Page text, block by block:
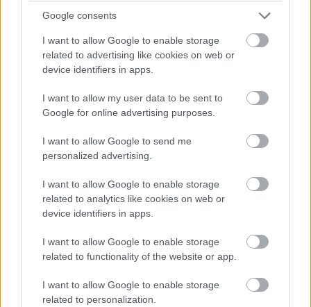
Google consents
I want to allow Google to enable storage
related to advertising like cookies on web or
device identifiers in apps.
I want to allow my user data to be sent to
Google for online advertising purposes.
I want to allow Google to send me
personalized advertising.
I want to allow Google to enable storage
related to analytics like cookies on web or
device identifiers in apps.
I want to allow Google to enable storage
related to functionality of the website or app.
I want to allow Google to enable storage
related to personalization.
Accesoriu floral hand
made - Josephine
Voaleta florala -
Josephine